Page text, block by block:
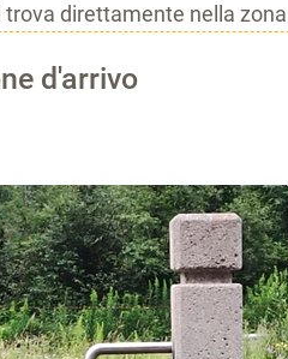
trova direttamente nella
d'arrivo